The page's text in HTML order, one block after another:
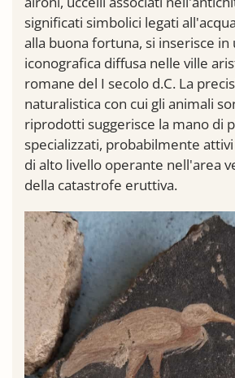
significati simbolici legati
alla buona fortuna, si inserisce in
iconografica diffusa nelle ville
romane del I secolo d.C. La
naturalistica con cui gli animali
riprodotti suggerisce la mano di
specializzati, probabilmente
di alto livello operante nell'area
della catastrofe eruttiva.